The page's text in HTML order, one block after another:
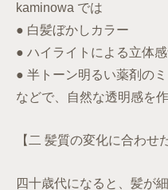
kaminowa では
● 白髪ぼかしカラー
● ハイライトによる立体感
● 半トーン明るい薬剤の
などで、自然な透明感を
【二 髪質の変化に合わせ
四十歳代になると、髪が